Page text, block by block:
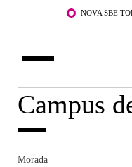
Saltar para o conteúdo principal
NOVA SBE
SOBRE NÓS
CURSOS
DOCENTES E
Campus
Morada